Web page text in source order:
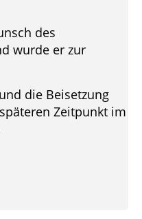
des
wurde er zur
die Beisetzung
Zeitpunkt im